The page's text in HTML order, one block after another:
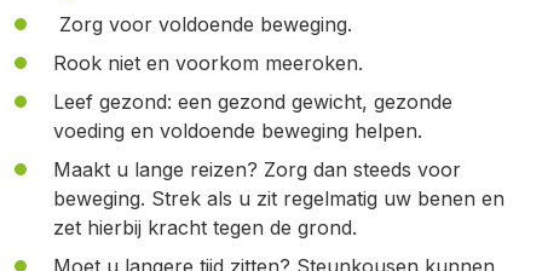
Zorg voor voldoende beweging.
Rook niet en voorkom meeroken.
Leef gezond: een gezond gewicht, gezonde
voeding en voldoende beweging helpen.
Maakt u lange reizen? Zorg dan steeds voor
beweging. Strek als u zit regelmatig uw benen en
zet hierbij kracht tegen de grond.
Moet u langere tijd zitten? Steunkousen kunnen